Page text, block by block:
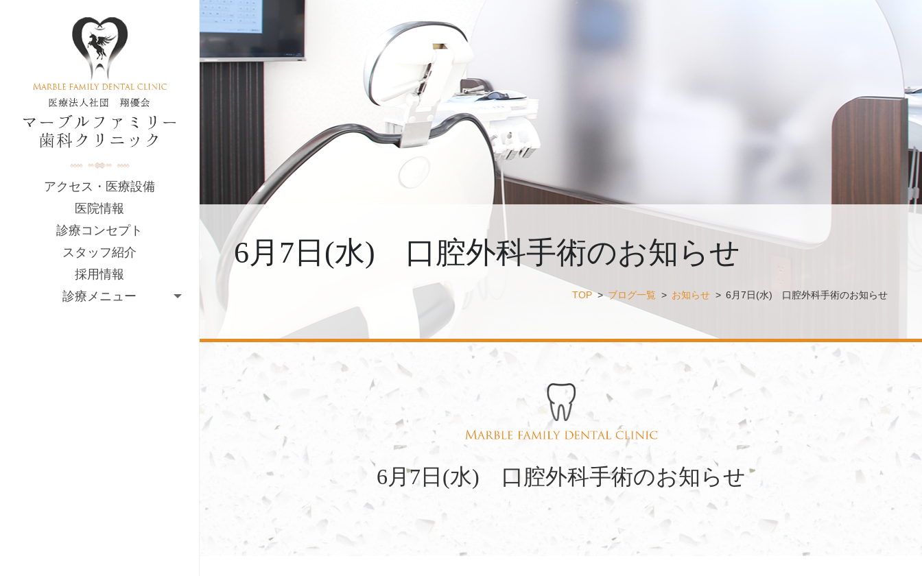
アクセス・医療設備
医院情報
診療コンセプト
スタッフ紹介
採用情報
診療メニュー
6月7日(水) 口腔外科手術のお知らせ
TOP>ブログ一覧 > お知らせ > 6月7日(水) 口腔外科手術のお知らせ
6月7日(水) 口腔外科手術のお知らせ